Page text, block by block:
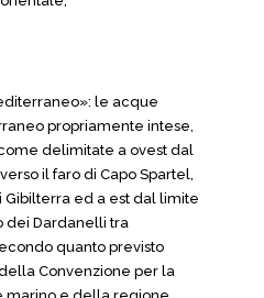
le acque
propriamente intese,
delimitate a ovest dal
il faro di Capo Spartel,
Gibilterra ed a est dal limite
dei Dardanelli tra
quanto previsto
Convenzione per la